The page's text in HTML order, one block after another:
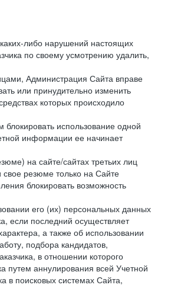
либо нарушений настоящих
по своему усмотрению удалить,
Администрация Сайта вправе
или принудительно изменить
которых происходило
использование одной
информации ее начинает
на сайте/сайтах третьих лиц
резюме только на Сайте
блокировать возможность
его (их) персональных данных
если последний осуществляет
а также об использовании
подбора кандидатов,
в отношении которого
путем аннулирования всей Учетной
в поисковых системах Сайта,